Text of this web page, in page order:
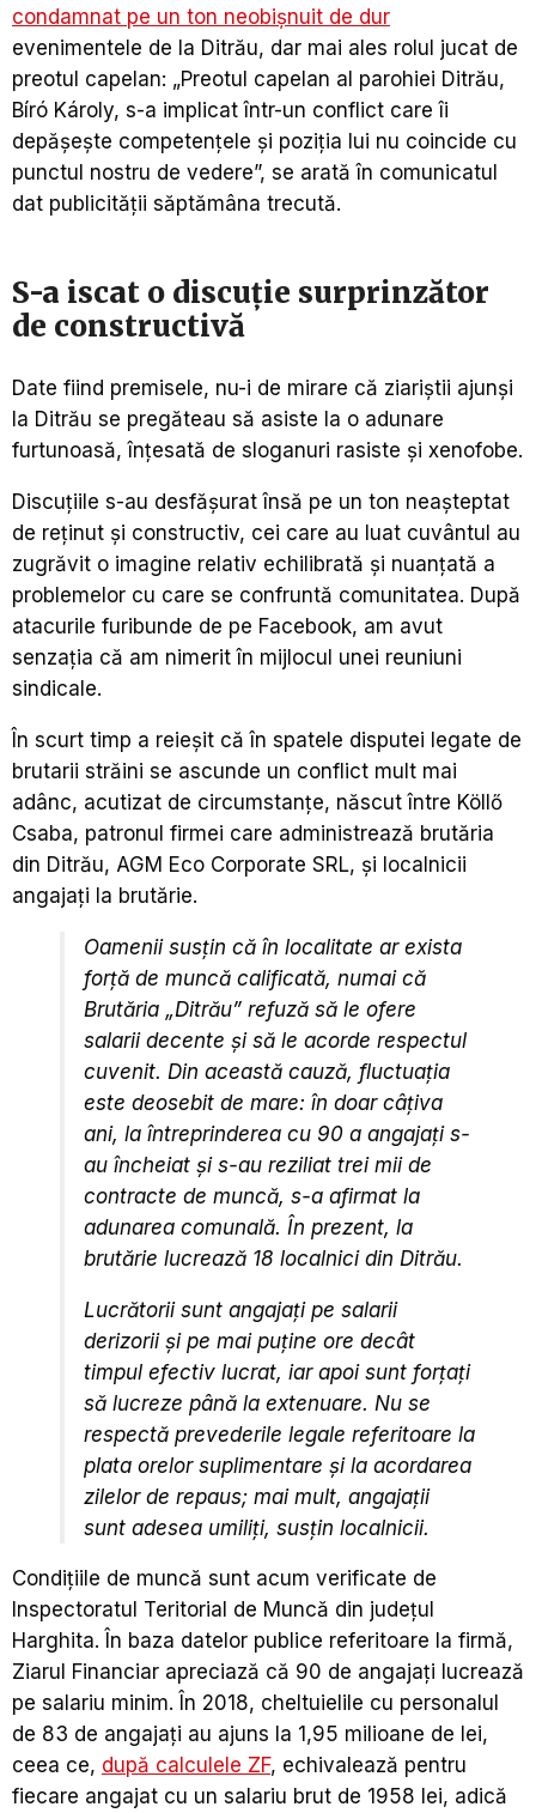
condamnat pe un ton neobişnuit de dur
evenimentele de la Ditrău, dar mai ales rolul jucat de
preotul capelan: „Preotul capelan al parohiei Ditrău,
Bíró Károly, s-a implicat într-un conflict care îi
depăşeşte competenţele şi poziţia lui nu coincide cu
punctul nostru de vedere”, se arată în comunicatul
dat publicităţii săptămâna trecută.
S-a iscat o discuţie surprinzător
de constructivă
Date fiind premisele, nu-i de mirare că ziariştii ajunşi
la Ditrău se pregăteau să asiste la o adunare
furtunoasă, înţesată de sloganuri rasiste şi xenofobe.
Discuţiile s-au desfăşurat însă pe un ton neaşteptat
de reţinut şi constructiv, cei care au luat cuvântul au
zugrăvit o imagine relativ echilibrată şi nuanţată a
problemelor cu care se confruntă comunitatea. După
atacurile furibunde de pe Facebook, am avut
senzaţia că am nimerit în mijlocul unei reuniuni
sindicale.
În scurt timp a reieşit că în spatele disputei legate de
brutarii străini se ascunde un conflict mult mai
adânc, acutizat de circumstanţe, născut între Köllő
Csaba, patronul firmei care administrează brutăria
din Ditrău, AGM Eco Corporate SRL, şi localnicii
angajaţi la brutărie.
Oamenii susţin că în localitate ar exista
forţă de muncă calificată, numai că
Brutăria „Ditrău” refuză să le ofere
salarii decente şi să le acorde respectul
cuvenit. Din această cauză, fluctuaţia
este deosebit de mare: în doar câţiva
ani, la întreprinderea cu 90 a angajaţi s-
au încheiat şi s-au reziliat trei mii de
contracte de muncă, s-a afirmat la
adunarea comunală. În prezent, la
brutărie lucrează 18 localnici din Ditrău.
Lucrătorii sunt angajaţi pe salarii
derizorii şi pe mai puţine ore decât
timpul efectiv lucrat, iar apoi sunt forţaţi
să lucreze până la extenuare. Nu se
respectă prevederile legale referitoare la
plata orelor suplimentare şi la acordarea
zilelor de repaus; mai mult, angajaţii
sunt adesea umiliţi, susţin localnicii.
Condiţiile de muncă sunt acum verificate de
Inspectoratul Teritorial de Muncă din judeţul
Harghita. În baza datelor publice referitoare la firmă,
Ziarul Financiar apreciază că 90 de angajaţi lucrează
pe salariu minim. În 2018, cheltuielile cu personalul
de 83 de angajaţi au ajuns la 1,95 milioane de lei,
ceea ce, după calculele ZF, echivalează pentru
fiecare angajat cu un salariu brut de 1958 lei, adică